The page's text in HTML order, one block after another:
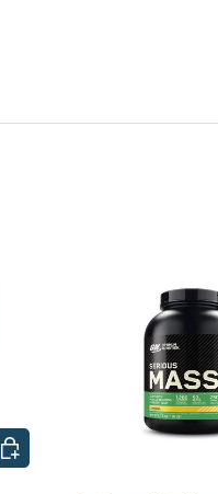
SCEGLI OPZIONI